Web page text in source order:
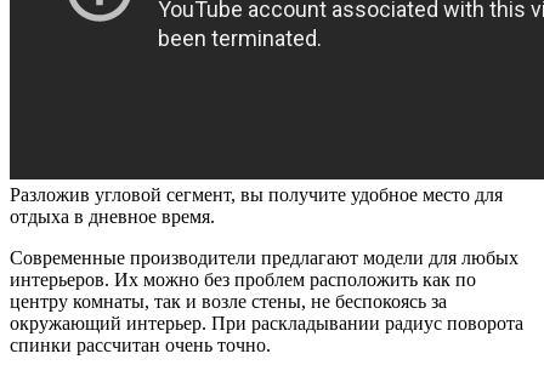
Разложив угловой сегмент, вы получите удобное место для
отдыха в дневное время.
Современные производители предлагают модели для любых
интерьеров. Их можно без проблем расположить как по
центру комнаты, так и возле стены, не беспокоясь за
окружающий интерьер. При раскладывании радиус поворота
спинки рассчитан очень точно.